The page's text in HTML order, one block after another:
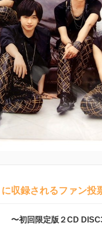
収録されるファン投
〜初回限定版２CD